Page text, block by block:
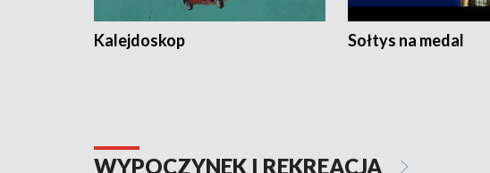
Kalejdoskop Sołtys na medal
WYPOCZYNEK I REKREACJA